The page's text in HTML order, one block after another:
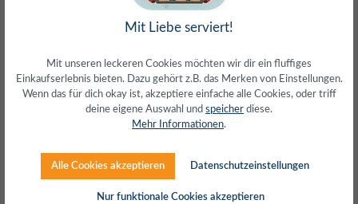
Beschreibung
ACHTUNG:Es gibt einen Nachfolger unicable
Multischalter MSW 502-16 KPDie neue Generation von
SCR-Multischaltern (SCR = Satel…
Mehr
Mit Liebe serviert!
Mit unseren leckeren Cookies möchten wir dir ein fluffiges
Einkaufserlebnis bieten. Dazu gehört z.B. das Merken von Einstellungen.
Wenn das für dich okay ist, akzeptiere einfache alle Cookies, oder triff
deine eigene Auswahl und speicher diese.
Mehr Informationen.
Alle Cookies akzeptieren Datenschutzeinstellungen
Nur funktionale Cookies akzeptieren